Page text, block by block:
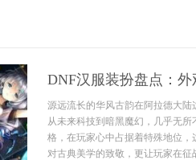
DNF汉服装扮盘点：
源远流长的华风古韵在阿拉德大
从未来科技到暗黑魔幻，几乎无
格，在玩家心中占据着特殊地位
对古典美学的致敬，更让玩家在